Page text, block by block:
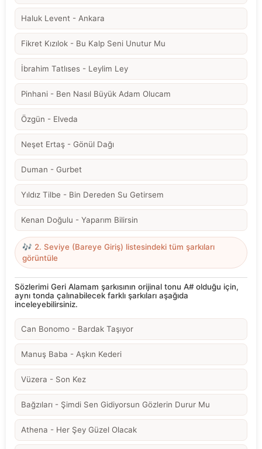
Haluk Levent - Ankara
Fikret Kızılok - Bu Kalp Seni Unutur Mu
İbrahim Tatlıses - Leylim Ley
Pinhani - Ben Nasıl Büyük Adam Olucam
Özgün - Elveda
Neşet Ertaş - Gönül Dağı
Duman - Gurbet
Yıldız Tilbe - Bin Dereden Su Getirsem
Kenan Doğulu - Yaparım Bilirsin
🎶 2. Seviye (Bareye Giriş) listesindeki tüm şarkıları
görüntüle
Sözlerimi Geri Alamam şarkısının orijinal tonu A# olduğu için,
aynı tonda çalınabilecek farklı şarkıları aşağıda
inceleyebilirsiniz.
Can Bonomo - Bardak Taşıyor
Manuş Baba - Aşkın Kederi
Vüzera - Son Kez
Bağzıları - Şimdi Sen Gidiyorsun Gözlerin Durur Mu
Athena - Her Şey Güzel Olacak